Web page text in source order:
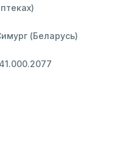
(Беларусь)